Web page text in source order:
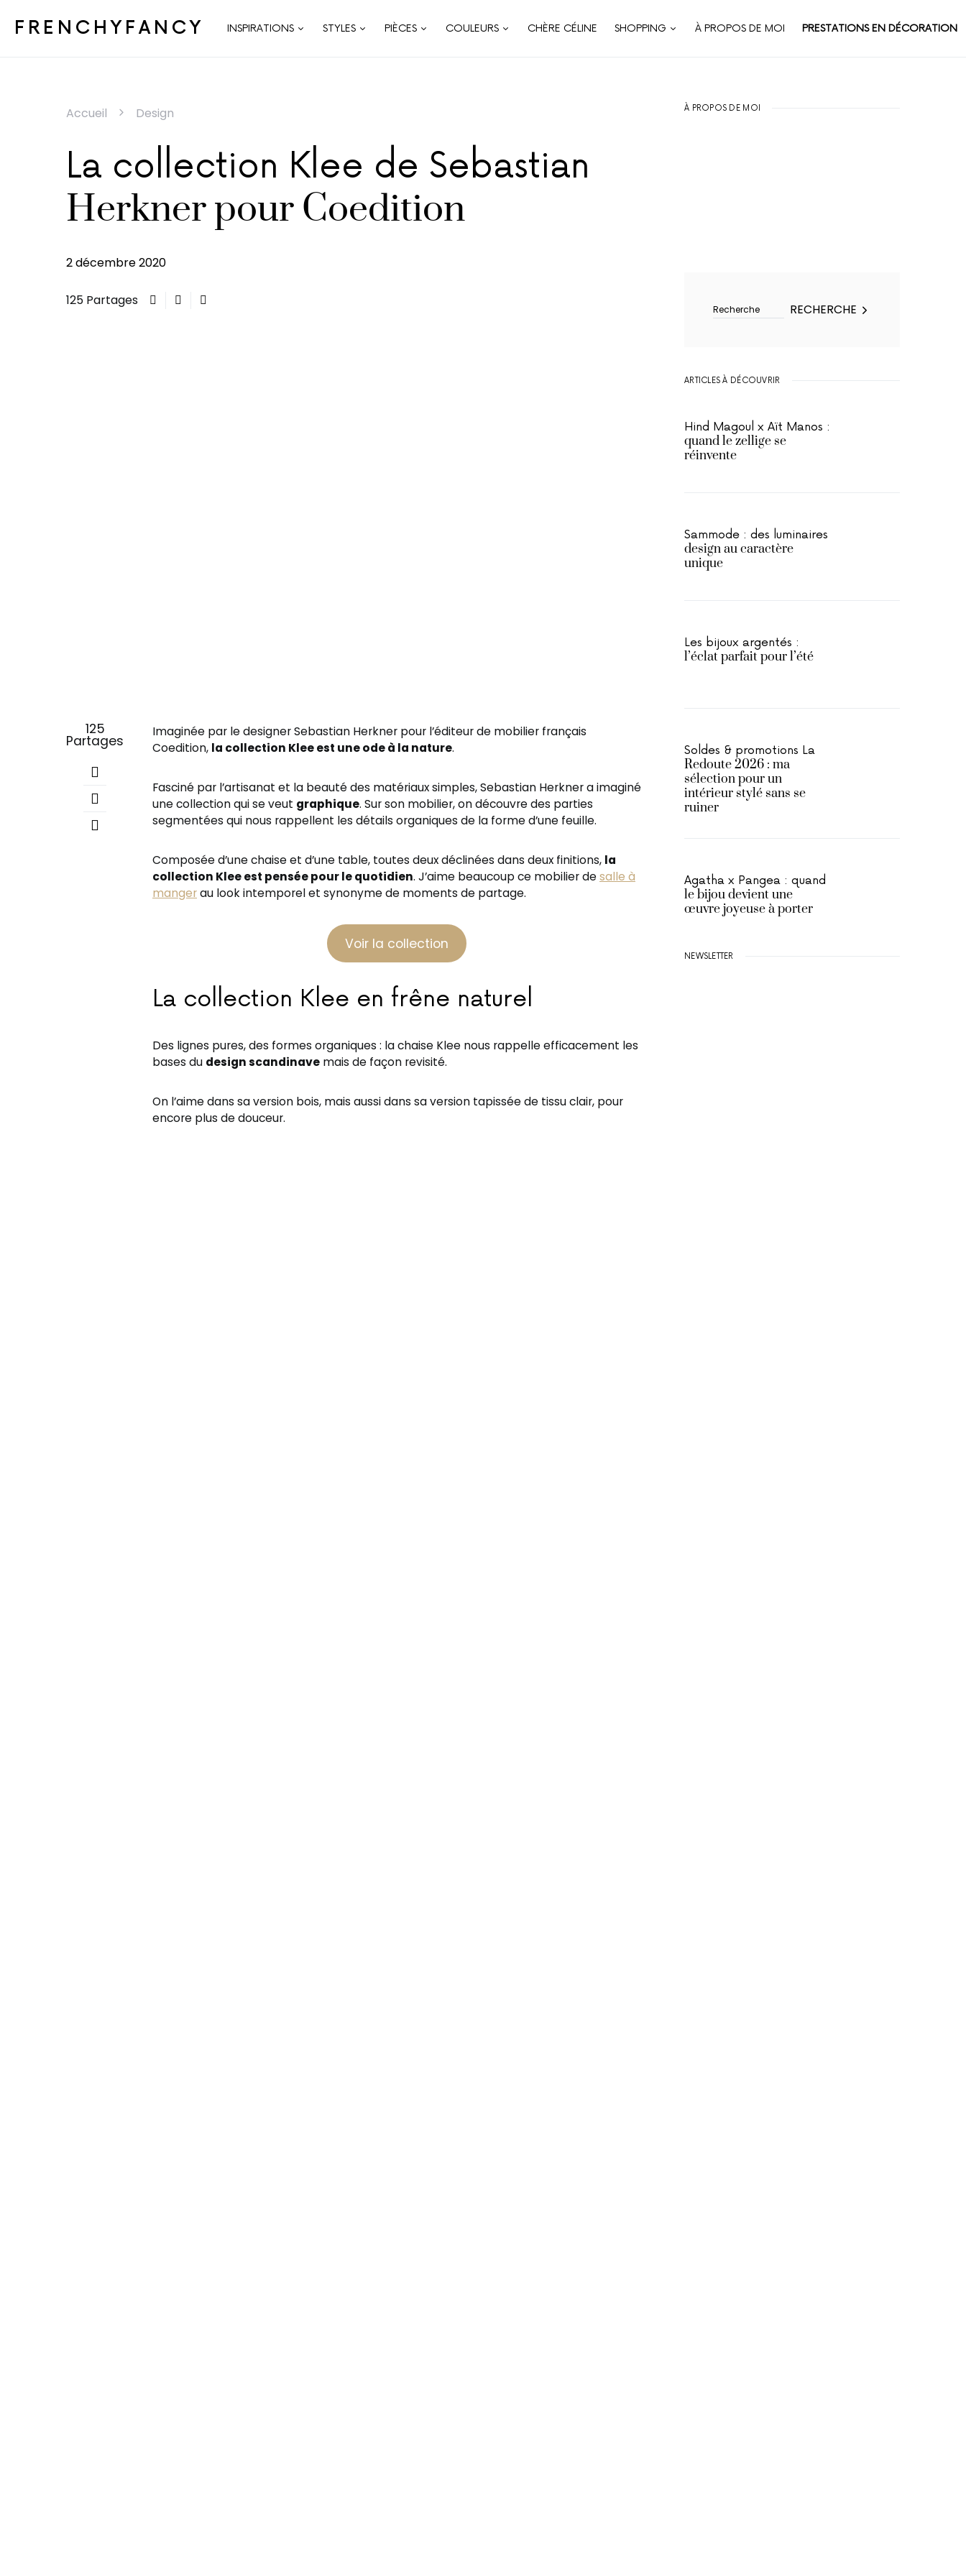
FRENCHYFANCY INSPIRATIONS STYLES PIÈCES COULEURS CHÈRE CÉLINE SHOPPING À PROPOS DE MOI PRESTATIONS EN DÉCORATION
Accueil Design
La collection Klee de Sebastian
Herkner pour Coedition
2 décembre 2020
125 Partages
125
Partages
Imaginée par le designer Sebastian Herkner pour l’éditeur de mobilier français
Coedition, la collection Klee est une ode à la nature.
Fasciné par l’artisanat et la beauté des matériaux simples, Sebastian Herkner a imaginé
une collection qui se veut graphique. Sur son mobilier, on découvre des parties
segmentées qui nous rappellent les détails organiques de la forme d’une feuille.
Composée d’une chaise et d’une table, toutes deux déclinées dans deux finitions, la
collection Klee est pensée pour le quotidien. J’aime beaucoup ce mobilier desalle à
mangerau look intemporel et synonyme de moments de partage.
Voir la collection
La collection Klee en frêne naturel
Des lignes pures, des formes organiques : la chaise Klee nous rappelle efficacement les
bases du design scandinave mais de façon revisité.
On l’aime dans sa version bois, mais aussi dans sa version tapissée de tissu clair, pour
encore plus de douceur.
À PROPOS DE MOI
RECHERCHE
ARTICLES À DÉCOUVRIR
Hind Magoul x Aït Manos :
quand le zellige se
réinvente
Sammode : des luminaires
design au caractère
unique
Les bijoux argentés :
l’éclat parfait pour l’été
Soldes & promotions La
Redoute 2026 : ma
sélection pour un
intérieur stylé sans se
ruiner
Agatha x Pangea : quand
le bijou devient une
œuvre joyeuse à porter
NEWSLETTER